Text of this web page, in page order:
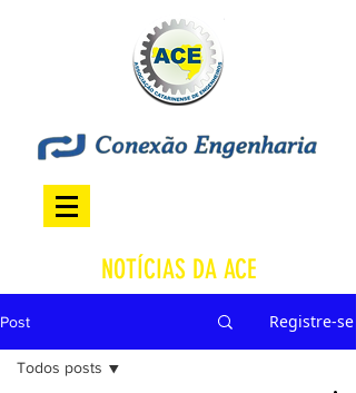
NOTÍCIAS DA ACE
Post Registre-se
Todos posts